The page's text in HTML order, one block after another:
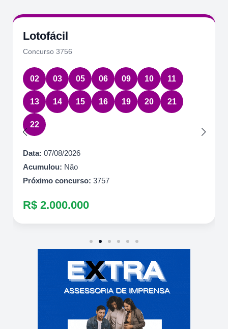
Lotofácil
Concurso 3756
02 03 05 06 09 10 11
13 14 15 16 19 20 21
22
Data: 07/08/2026
Acumulou: Não
Próximo concurso: 3757
R$ 2.000.000